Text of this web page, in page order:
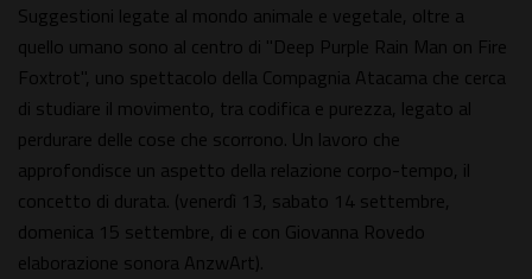
Suggestioni legate al mondo animale e vegetale, oltre a
quello umano sono al centro di "Deep Purple Rain Man on Fire
Foxtrot", uno spettacolo della Compagnia Atacama che cerca
di studiare il movimento, tra codifica e purezza, legato al
perdurare delle cose che scorrono. Un lavoro che
approfondisce un aspetto della relazione corpo-tempo, il
concetto di durata. (venerdì 13, sabato 14 settembre,
domenica 15 settembre, di e con Giovanna Rovedo
elaborazione sonora AnzwArt).